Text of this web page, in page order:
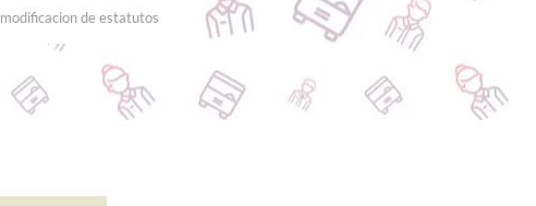
modificacion de estatutos